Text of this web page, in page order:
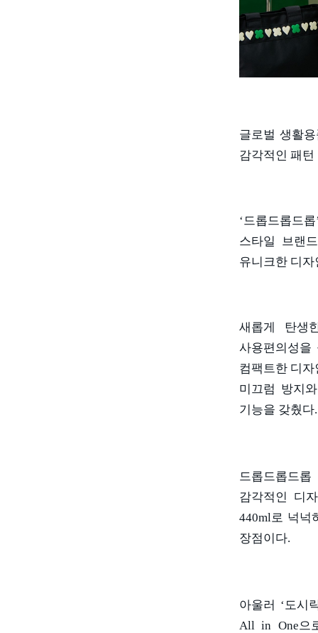
글로벌 생활
감각적인 패
‘드롭드롭드
스타일 브랜
유니크한 디
새롭게 탄생
사용편의성을
컴팩트한 디
미끄럼 방지
기능을 갖췄다.
드롭드롭드
감각적인 디
440ml 로 넉넉
장점이다.
아울러 ‘ 도시
All in One으